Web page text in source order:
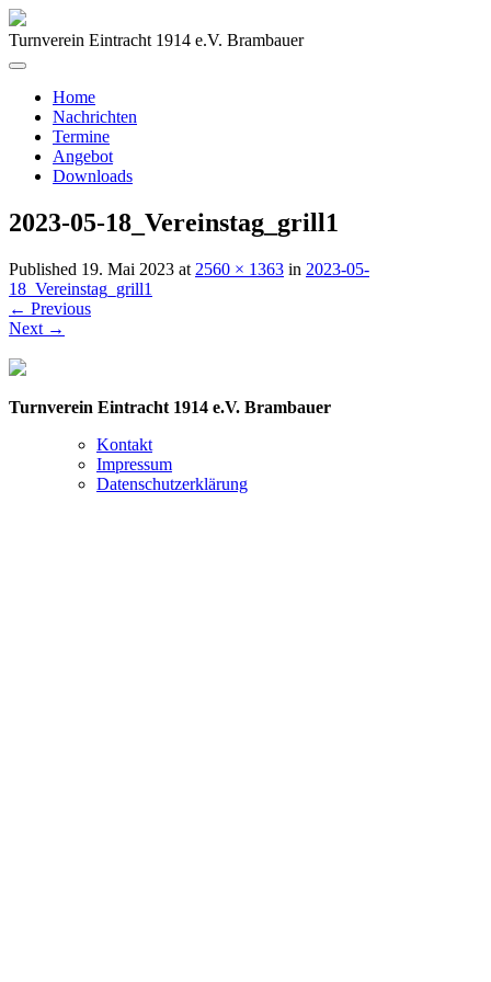
Turnverein Eintracht 1914 e.V. Brambauer
Home
Nachrichten
Termine
Angebot
Downloads
2023-05-18_Vereinstag_grill1
Published 19. Mai 2023 at 2560 × 1363 in 2023-05-
18_Vereinstag_grill1
← Previous
Next →
Turnverein Eintracht 1914 e.V. Brambauer
Kontakt
Impressum
Datenschutzerklärung